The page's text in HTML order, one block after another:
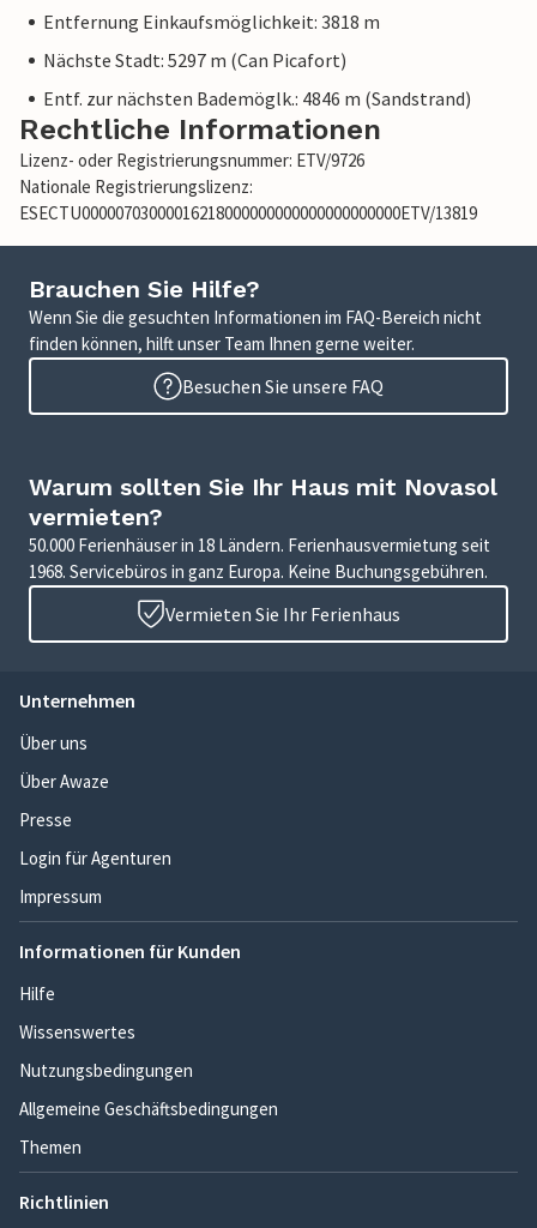
Entfernung Einkaufsmöglichkeit: 3818 m
Nächste Stadt: 5297 m (Can Picafort)
Entf. zur nächsten Bademöglk.: 4846 m (Sandstrand)
Rechtliche Informationen
Lizenz- oder Registrierungsnummer: ETV/9726
Nationale Registrierungslizenz:
ESECTU00000703000016218000000000000000000000ETV/13819
Brauchen Sie Hilfe?
Wenn Sie die gesuchten Informationen im FAQ-Bereich nicht
finden können, hilft unser Team Ihnen gerne weiter.
Besuchen Sie unsere FAQ
Warum sollten Sie Ihr Haus mit Novasol
vermieten?
50.000 Ferienhäuser in 18 Ländern. Ferienhausvermietung seit
1968. Servicebüros in ganz Europa. Keine Buchungsgebühren.
Vermieten Sie Ihr Ferienhaus
Unternehmen
Über uns
Über Awaze
Presse
Login für Agenturen
Impressum
Informationen für Kunden
Hilfe
Wissenswertes
Nutzungsbedingungen
Allgemeine Geschäftsbedingungen
Themen
Richtlinien